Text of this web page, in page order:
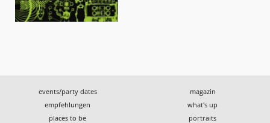
events/party dates
empfehlungen
places to be
magazin
what's up
portraits